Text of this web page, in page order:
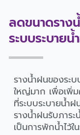
ลดขนาดราง
ระบบระบาย
รางน้ำฝนของระ
ใหญ่มาก เพื่อเพิ่
ที่ระบบระบายน้ำ
รางน้ำฝนรับภาระ
เป็นการพักน้ำไว้ใ